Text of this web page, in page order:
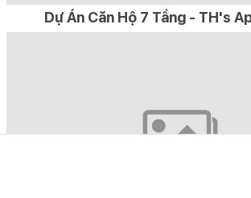
Dự Án Căn Hộ 7 Tầng - TH's